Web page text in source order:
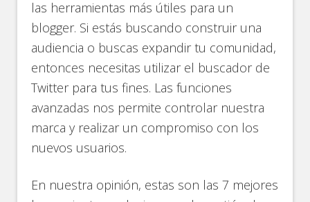
las herramientas más útiles para un
blogger. Si estás buscando construir una
audiencia o buscas expandir tu comunidad,
entonces necesitas utilizar el buscador de
Twitter para tus fines. Las funciones
avanzadas nos permite controlar nuestra
marca y realizar un compromiso con los
nuevos usuarios.
En nuestra opinión, estas son las 7 mejores